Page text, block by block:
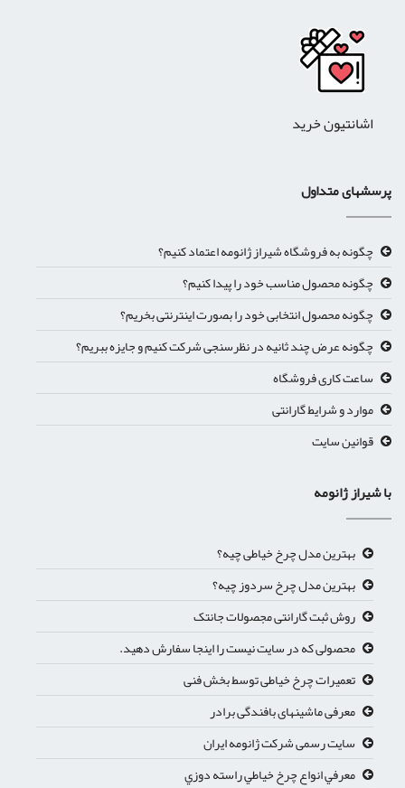
اشانتیون خرید
پرسشهای متداول
چگونه به فروشگاه شیراز ژانومه اعتماد کنیم؟
چگونه محصول مناسب خود را پیدا کنیم؟
چگونه محصول انتخابی خود را بصورت اینترنتی بخریم؟
چگونه عرض چند ثانیه در نظرسنجی شرکت کنیم و جایزه ببریم؟
ساعت کاری فروشگاه
موارد و شرایط گارانتی
قوانین سایت
با شیراز ژانومه
بهترین مدل چرخ خیاطی چیه؟
بهترین مدل چرخ سردوز چیه؟
روش ثبت گارانتی مجصولات جانتک
محصولی که در سایت نیست را اینجا سفارش دهید.
تعمیرات چرخ خیاطی توسط بخش فنی
معرفی ماشینهای بافندگی برادر
سایت رسمی شرکت ژانومه ایران
معرفي انواع چرخ خياطي راسته دوزي